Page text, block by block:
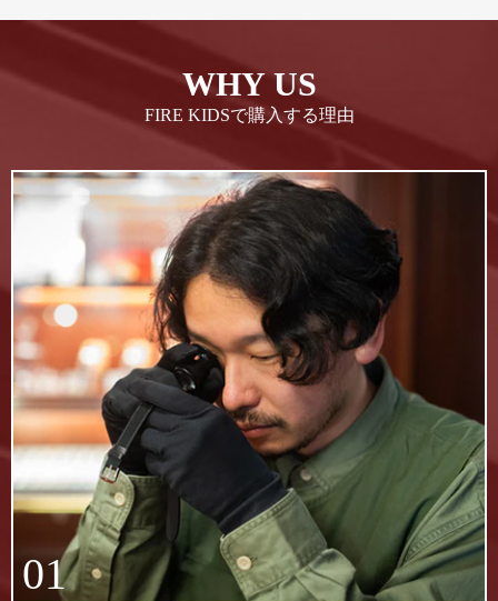
WHY US
FIRE KIDSで購入する理由
01